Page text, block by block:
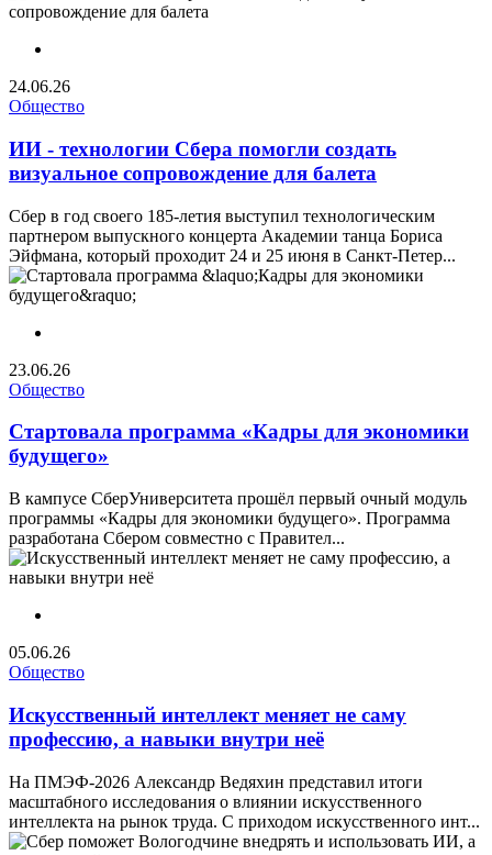
24.06.26
Общество
ИИ - технологии Сбера помогли создать
визуальное сопровождение для балета
Сбер в год своего 185-летия выступил технологическим
партнером выпускного концерта Академии танца Бориса
Эйфмана, который проходит 24 и 25 июня в Санкт-Петер...
23.06.26
Общество
Стартовала программа «Кадры для экономики
будущего»
В кампусе СберУниверситета прошёл первый очный модуль
программы «Кадры для экономики будущего». Программа
разработана Сбером совместно с Правител...
05.06.26
Общество
Искусственный интеллект меняет не саму
профессию, а навыки внутри неё
На ПМЭФ-2026 Александр Ведяхин представил итоги
масштабного исследования о влиянии искусственного
интеллекта на рынок труда. С приходом искусственного инт...